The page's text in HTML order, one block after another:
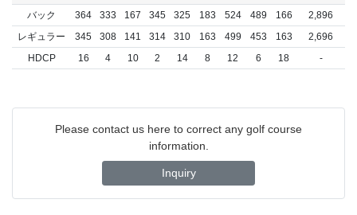
バック 364 333 167 345 325 183 524 489 166
2,896
レギュラー
345 308 141 314 310 163 499 453 163
2,696
HDCP
16 4 10 2 14 8 12 6 18 -
Please contact us here to correct any golf course
information.
Inquiry